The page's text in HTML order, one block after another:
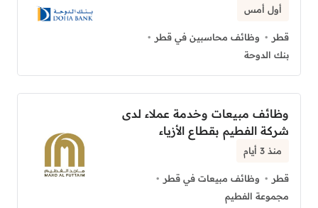
أول أمس
قطر
وظائف محاسبين في قطر
بنك الدوحة
وظائف مبيعات وخدمة عملاء لدى
شركة الفطيم بقطاع الأزياء
منذ 3 أيام
قطر
وظائف مبيعات في قطر
مجموعة الفطيم